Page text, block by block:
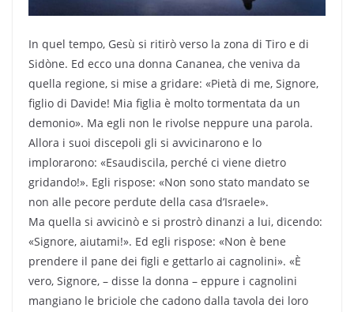
In quel tempo, Gesù si ritirò verso la zona di Tiro e di
Sidòne. Ed ecco una donna Cananea, che veniva da
quella regione, si mise a gridare: «Pietà di me, Signore,
figlio di Davide! Mia figlia è molto tormentata da un
demonio». Ma egli non le rivolse neppure una parola.
Allora i suoi discepoli gli si avvicinarono e lo
implorarono: «Esaudiscila, perché ci viene dietro
gridando!». Egli rispose: «Non sono stato mandato se
non alle pecore perdute della casa d’Israele».
Ma quella si avvicinò e si prostrò dinanzi a lui, dicendo:
«Signore, aiutami!». Ed egli rispose: «Non è bene
prendere il pane dei figli e gettarlo ai cagnolini». «È
vero, Signore, – disse la donna – eppure i cagnolini
mangiano le briciole che cadono dalla tavola dei loro